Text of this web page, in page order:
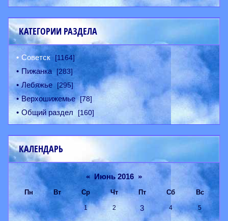
КАТЕГОРИИ РАЗДЕЛА
Советск [1164]
Пижанка [283]
Лебяжье [295]
Верхошижемье [78]
Общий раздел [160]
КАЛЕНДАРЬ
« Июнь 2016 »
Пн Вт Ср Чт Пт Сб Вс
1 2 3 4 5